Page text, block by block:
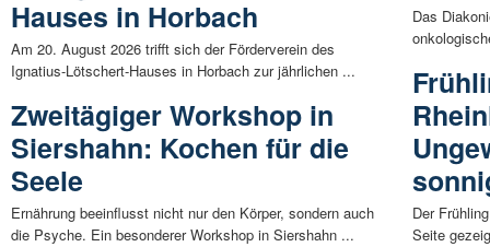
Hauses in Horbach
Am 20. August 2026 trifft sich der Förderverein des
Ignatius-Lötschert-Hauses in Horbach zur jährlichen ...
Zweitägiger Workshop in
Siershahn: Kochen für die
Seele
Ernährung beeinflusst nicht nur den Körper, sondern auch
die Psyche. Ein besonderer Workshop in Siershahn ...
Das
Der
Seite